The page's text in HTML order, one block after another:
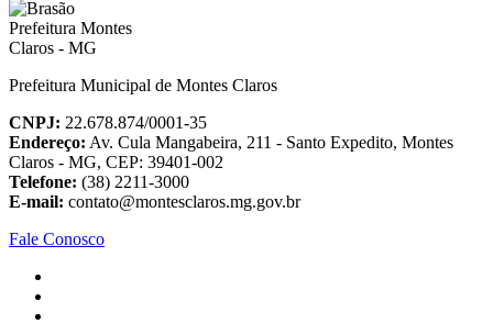
Prefeitura Municipal de Montes Claros
CNPJ: 22.678.874/0001-35
Endereço: Av. Cula Mangabeira, 211 - Santo Expedito, Montes
Claros - MG, CEP: 39401-002
Telefone: (38) 2211-3000
E-mail: contato@montesclaros.mg.gov.br
Fale Conosco